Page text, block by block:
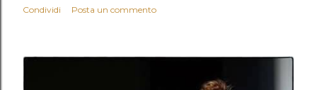
Condividi Posta un commento